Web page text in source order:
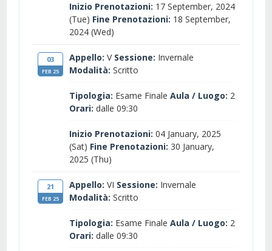
Inizio Prenotazioni: 17 September, 2024
(Tue) Fine Prenotazioni: 18 September,
2024 (Wed)
03
FEB 25
Appello: V Sessione: Invernale
Modalità: Scritto
Tipologia: Esame Finale Aula / Luogo: 2
Orari: dalle 09:30
Inizio Prenotazioni: 04 January, 2025
(Sat) Fine Prenotazioni: 30 January,
2025 (Thu)
21
FEB 25
Appello: VI Sessione: Invernale
Modalità: Scritto
Tipologia: Esame Finale Aula / Luogo: 2
Orari: dalle 09:30